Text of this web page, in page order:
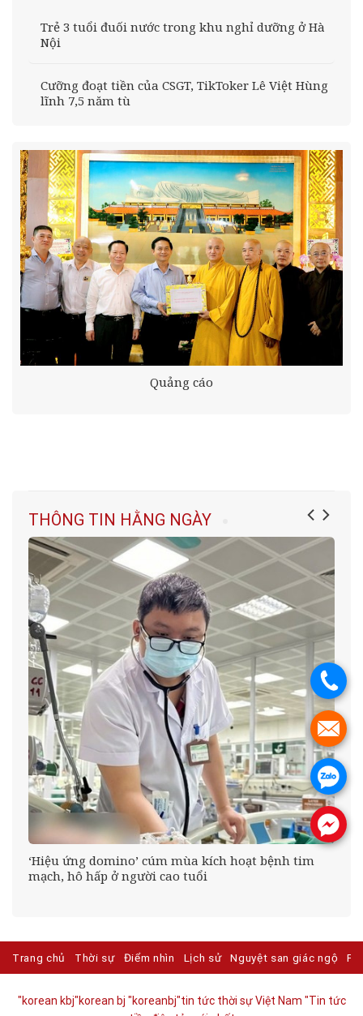
Trẻ 3 tuổi đuối nước trong khu nghỉ dưỡng ở Hà
Nội
Cưỡng đoạt tiền của CSGT, TikToker Lê Việt Hùng
lĩnh 7,5 năm tù
Quảng cáo
THÔNG TIN HẰNG NGÀY
‘Hiệu ứng domino’ cúm mùa kích hoạt bệnh tim
mạch, hô hấp ở người cao tuổi
Trang chủ Thời sự Điểm nhìn Lịch sử Nguyệt san giác ngộ
"korean kbj​"korean bj "koreanbj​"tin tức thời sự Việt Nam "Tin tức
.
.
.
.